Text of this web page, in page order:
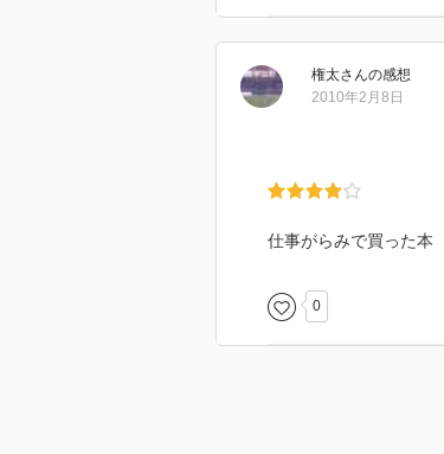
権太さんの感想
2010年2月8日
仕事がらみで買った本
0